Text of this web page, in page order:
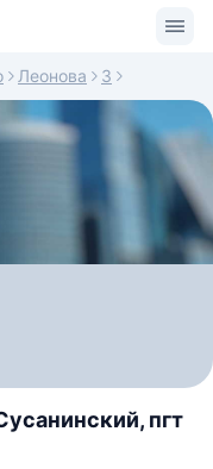
Леонова 3
пгт